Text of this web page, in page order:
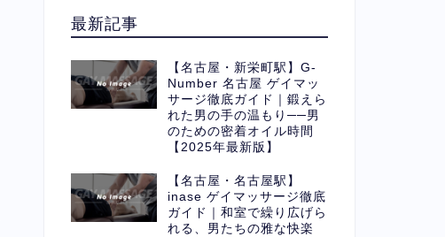
最新記事
【名古屋・新栄町駅】G-
Number 名古屋 ゲイマッ
サージ徹底ガイド｜鍛えら
れた男の手の温もり──男
のための密着オイル時間
【2025年最新版】
【名古屋・名古屋駅】
inase ゲイマッサージ徹底
ガイド｜和室で繰り広げら
れる、男たちの雅な快楽